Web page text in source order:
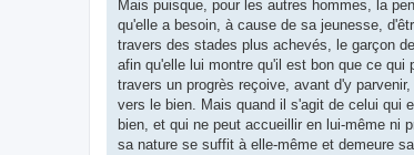
Mais puisque, pour les autres hommes, la
qu'elle a besoin, à cause de sa jeunesse,
travers des stades plus achevés, le garçon
afin qu'elle lui montre qu'il est bon que ce qui
travers un progrès reçoive, avant d'y
vers le bien. Mais quand il s'agit de celui qui
bien, et qui ne peut accueillir en lui-même ni
sa nature se suffit à elle-même et demeure